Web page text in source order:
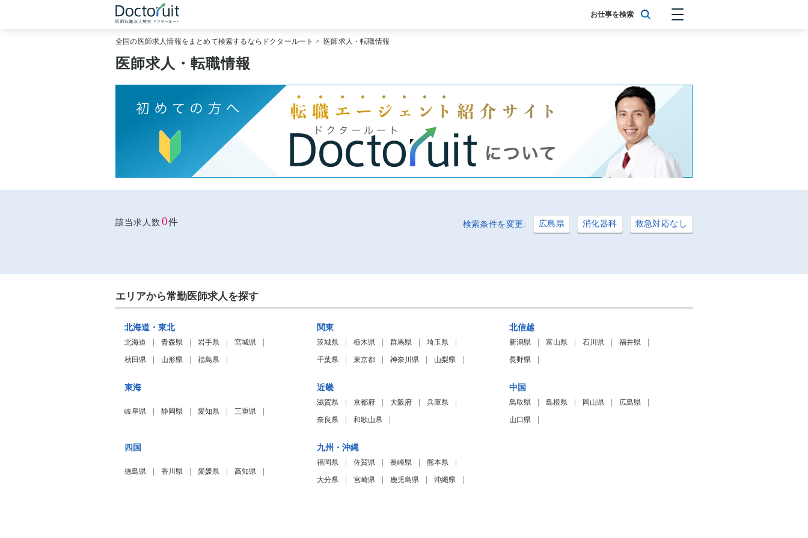
お仕事を検索
[常勤] 科目から探す
Doctoruitについて
運営者情報
プライバシーポリシー
全国の医師求人情報をまとめて検索するならドクタールート > 医師求人・転職情報
医師求人・転職情報
該当求人数 0件 検索条件を変更: 広島県 消化器科 救急対応なし
エリアから常勤医師求人を探す
北海道・東北
北海道 青森県 岩手県 宮城県
秋田県 山形県 福島県
関東
茨城県 栃木県 群馬県 埼玉県
千葉県 東京都 神奈川県 山梨県
北信越
新潟県 富山県 石川県 福井県
長野県
東海
岐阜県 静岡県 愛知県 三重県
近畿
滋賀県 京都府 大阪府 兵庫県
奈良県 和歌山県
中国
鳥取県 島根県 岡山県 広島県
山口県
四国
徳島県 香川県 愛媛県 高知県
九州・沖縄
福岡県 佐賀県 長崎県 熊本県
大分県 宮崎県 鹿児島県 沖縄県